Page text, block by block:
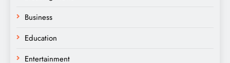
Business
Education
Entertainment